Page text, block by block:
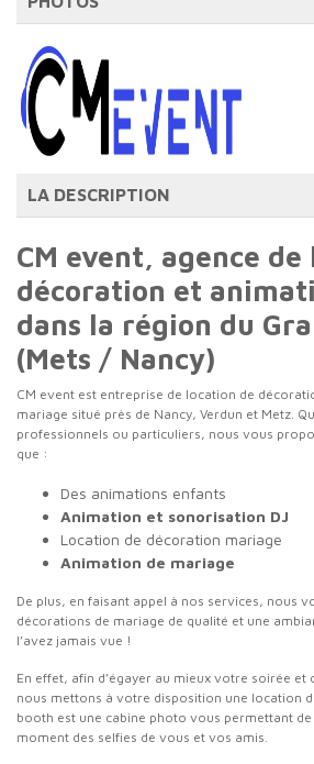
LA DESCRIPTION
CM event, agence
décoration et
dans la région du
(Mets / Nancy)
CM event est entreprise de location de
mariage situé près de Nancy, Verdun et Metz.
professionnels ou particuliers, nous vous
que :
Des animations enfants
Animation et sonorisation DJ
Location de décoration mariage
Animation de mariage
De plus, en faisant appel à nos services, nous
décorations de mariage de qualité et une
l’avez jamais vue !
En effet, afin d’égayer au mieux votre soirée et
nous mettons à votre disposition une location
booth est une cabine photo vous permettant
moment des selfies de vous et vos amis.